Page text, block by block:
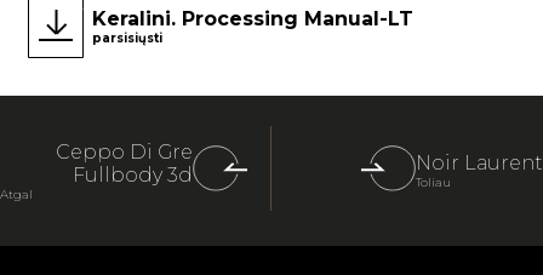
Keralini. Processing Manual-LT
parsisiųsti
Ceppo Di Gre
Fullbody 3d
Atgal
Noir Laurent
Toliau